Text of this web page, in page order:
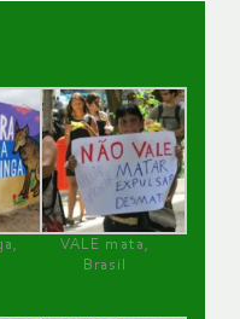
VALE mata,
Brasil